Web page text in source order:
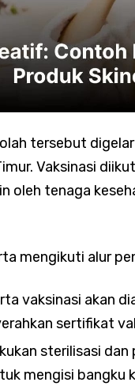
tersebut
Vaksinasi
oleh tenaga
mengikuti alur
vaksinasi akan
sertifikat
sterilisasi
mengisi bangku